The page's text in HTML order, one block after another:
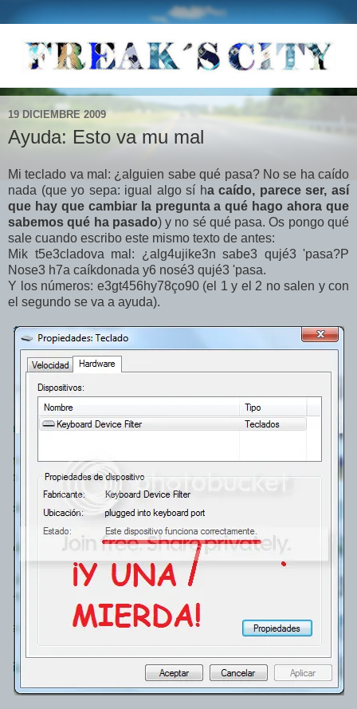
19 DICIEMBRE 2009
Ayuda: Esto va mu mal
Mi teclado va mal: ¿alguien sabe qué pasa? No se ha caído
nada (que yo sepa: igual algo sí ha caído, parece ser, así
que hay que cambiar la pregunta a qué hago ahora que
sabemos qué ha pasado) y no sé qué pasa. Os pongo qué
sale cuando escribo este mismo texto de antes:
Mik t5e3cladova mal: ¿alg4ujike3n sabe3 qujé3 'pasa?P
Nose3 h7a caíkdonada y6 nosé3 qujé3 'pasa.
Y los números: e3gt456hy78ço90 (el 1 y el 2 no salen y con
el segundo se va a ayuda).